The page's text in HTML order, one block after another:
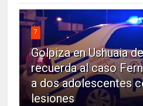
7
Golpiza en Ushuaia
recuerda al caso
a dos adolescentes
lesiones